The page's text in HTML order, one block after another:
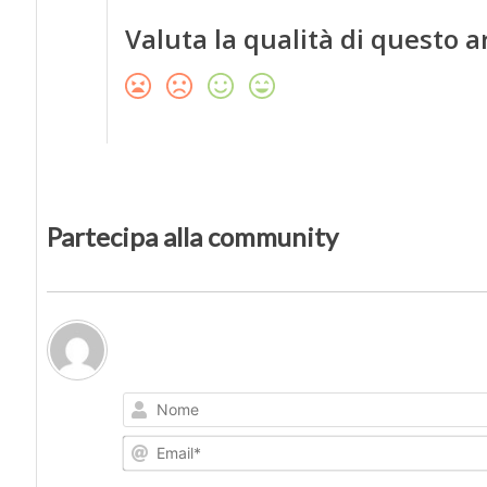
Valuta la qualità di questo
Partecipa alla community